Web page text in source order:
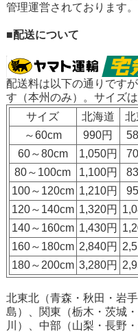
管理運営されております。
■配送について
配送料は以下の通りですが
す（本州のみ）。サイズ
サイズ
北海道 北
～60cm
990円
60～80cm
1,050円
80～100cm
1,100円
100～120cm 1,210円
120～140cm 1,320円
140～160cm 1,430円
160～180cm 2,840円
180～200cm 3,280円
北東北（青森・秋田・岩
島）、関東（栃木・茨城
川）、中部（山梨・長野